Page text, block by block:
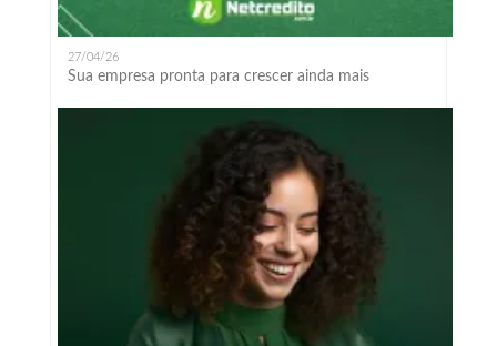
27/04/26
Sua empresa pronta para crescer ainda mais